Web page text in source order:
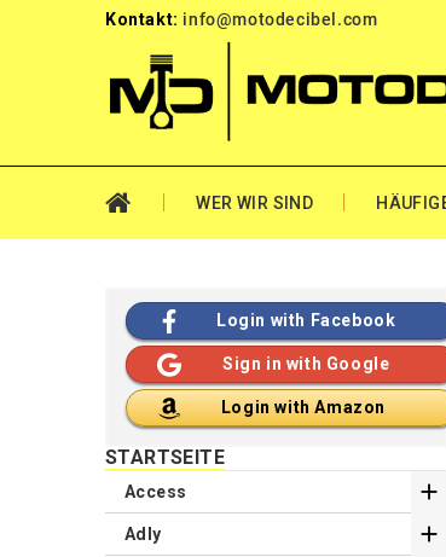
Kontakt: info@motodecibel.com
WER WIR SIND
Login with Facebook
Sign in with Google
Login with Amazon
STARTSEITE
Access 
Adly 